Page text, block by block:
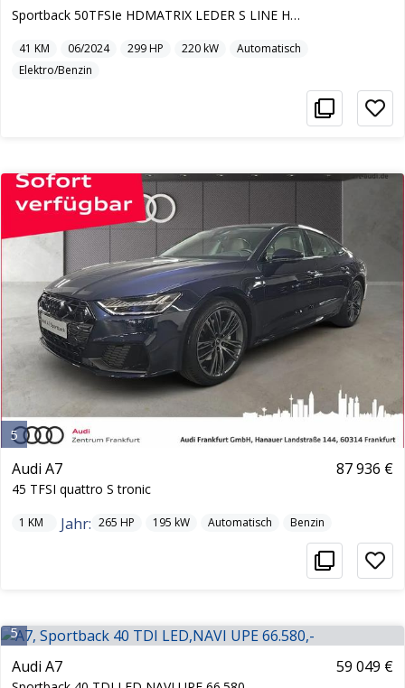
Sportback 50TFSIe HDMATRIX LEDER S LINE HYBR.
41 KM 06/2024 299HP 220kW
Automatisch
Elektro/Benzin
5
Audi A7
45 TFSI quattro S tronic
87 936 €
1 KM Jahr: 265 HP 195 kW Automatisch Benzin
5
Audi A7 59 049 €